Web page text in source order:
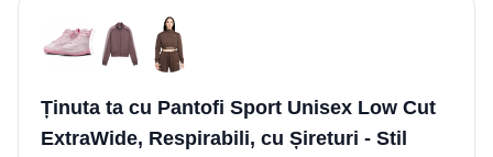
Ținuta ta cu Pantofi Sport Unisex Low Cut
ExtraWide, Respirabili, cu Șireturi - Stil